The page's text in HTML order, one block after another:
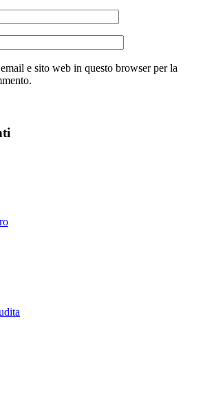
e sito web in questo browser per la